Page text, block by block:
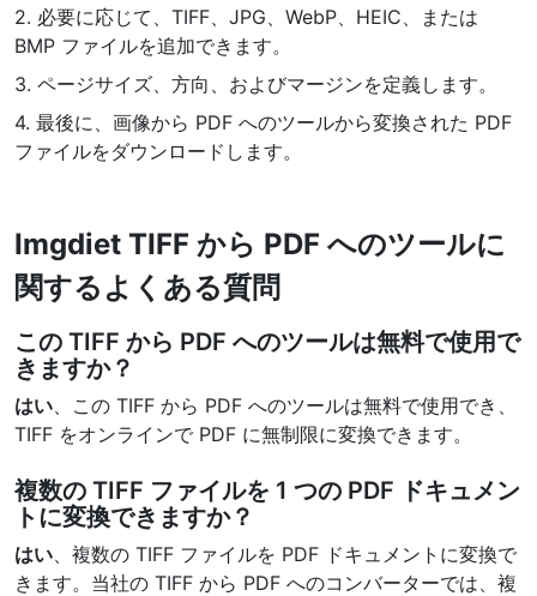
PDF から JPG 変換 New
短時間でPDFを高品質のJPG、PNG、またはWebp画像に変換
複数のPDFファイルを一つのPDFドキュメントにまとめる
PDFの画像を抽出 New
短時間でPDFドキュメントから全ての画像を取得
PDFページを削除
PDFドキュメントから特定のページを削除
2. 必要に応じて、TIFF、JPG、WebP、HEIC、または
BMP ファイルを追加できます。
3. ページサイズ、方向、およびマージンを定義します。
4. 最後に、画像から PDF へのツールから変換された PDF
ファイルをダウンロードします。
Imgdiet TIFF から PDF へのツールに
関するよくある質問
この TIFF から PDF へのツールは無料で使用で
きますか？
はい、この TIFF から PDF へのツールは無料で使用でき、
TIFF をオンラインで PDF に無制限に変換できます。
複数の TIFF ファイルを 1 つの PDF ドキュメン
トに変換できますか？
はい、複数の TIFF ファイルを PDF ドキュメントに変換で
きます。当社の TIFF から PDF へのコンバーターでは、複